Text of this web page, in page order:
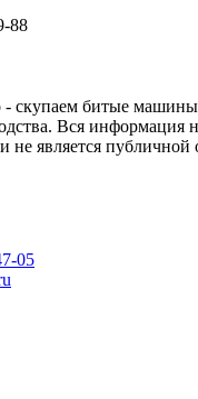
88
скупаем битые машины
Вся информация
не является публичной
05